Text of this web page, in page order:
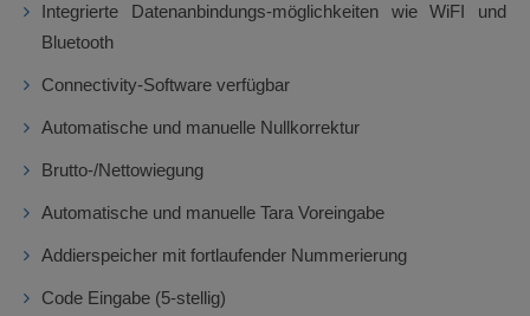
Integrierte Datenanbindungs-möglichkeiten wie WiFI und
Bluetooth
Connectivity-Software verfügbar
Automatische und manuelle Nullkorrektur
Brutto-/Nettowiegung
Automatische und manuelle Tara Voreingabe
Addierspeicher mit fortlaufender Nummerierung
Code Eingabe (5-stellig)